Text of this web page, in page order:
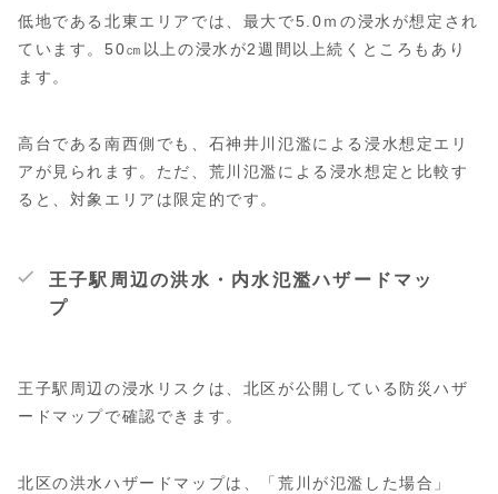
低地である北東エリアでは、最大で5.0ｍの浸水が想定され
ています。50㎝以上の浸水が2週間以上続くところもあり
ます。
高台である南西側でも、石神井川氾濫による浸水想定エリ
アが見られます。ただ、荒川氾濫による浸水想定と比較す
ると、対象エリアは限定的です。
王子駅周辺の洪水・内水氾濫ハザードマッ
プ
王子駅周辺の浸水リスクは、北区が公開している防災ハザ
ードマップで確認できます。
北区の洪水ハザードマップは、「荒川が氾濫した場合」